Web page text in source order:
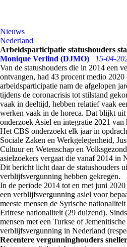
Nieuws
Nederland
Arbeidsparticipatie statushouders
Monique Verlind (DJMO)
15-04-
Van de statushouders die in 2014 een
ontvangen, had 43 procent medio 2020
arbeidsparticipatie nam de afgelopen
tijdens de coronacrisis tot stilstand
vaak in deeltijd, hebben relatief vaak
werken vaak in de horeca. Dat blijkt
onderzoek Asiel en integratie 2021 van
Het CBS onderzoekt elk jaar in
Sociale Zaken en Werkgelegenheid,
Cultuur en Wetenschap en
asielzoekers vergaat die vanaf 2014 in
Dit bericht licht daar de statushouders
verblijfsvergunning hebben gekregen.
In de periode 2014 tot en met juni
een verblijfsvergunning asiel voor
meeste mensen de Syrische
Eritrese nationaliteit (29 duizend).
mensen met een Turkse of
verblijfsvergunning in Nederland
Recentere vergunninghouders